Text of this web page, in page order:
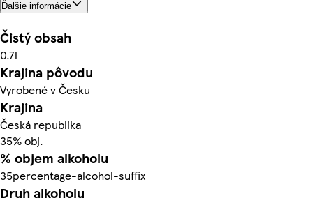
Ďalšie informácie
Čistý obsah
0.7l
Krajina pôvodu
Vyrobené v Česku
Krajina
Česká republika
35% obj.
% objem alkoholu
35percentage-alcohol-suffix
Druh alkoholu